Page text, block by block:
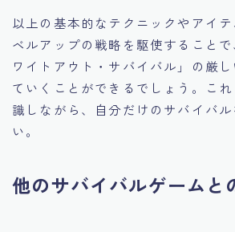
以上の基本的なテクニックやアイ
ベルアップの戦略を駆使すること
ワイトアウト・サバイバル」の厳
ていくことができるでしょう。こ
識しながら、自分だけのサバイバ
い。
他のサバイバルゲームと